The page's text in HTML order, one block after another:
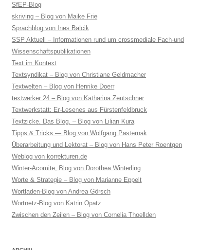
SfEP-Blog
skriving – Blog von Maike Frie
Sprachblog von Ines Balcik
SSP Aktuell – Informationen rund um crossmediale Fach-und
Wissenschaftspublikationen
Text im Kontext
Textsyndikat – Blog von Christiane Geldmacher
Textwelten – Blog von Henrike Doerr
textwerker 24 – Blog von Katharina Zeutschner
Textwerkstatt: Er-Lesenes aus Fürstenfeldbruck
Textzicke. Das Blog. – Blog von Lilian Kura
Tipps & Tricks — Blog von Wolfgang Pasternak
Überarbeitung und Lektorat – Blog von Hans Peter Roentgen
Weblog von korrekturen.de
Winter-Acomite, Blog von Dorothea Winterling
Worte & Strategie – Blog von Marianne Eppelt
Wortladen-Blog von Andrea Görsch
Wortnetz-Blog von Katrin Opatz
Zwischen den Zeilen – Blog von Cornelia Thoellden